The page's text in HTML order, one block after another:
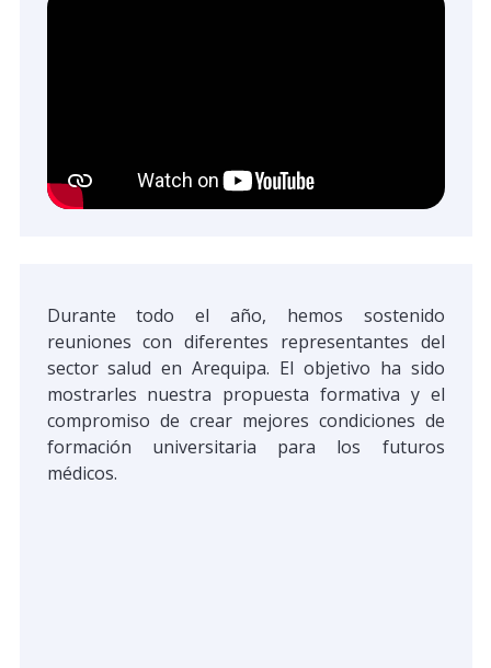
Durante todo el año, hemos sostenido
reuniones con diferentes representantes del
sector salud en Arequipa. El objetivo ha sido
mostrarles nuestra propuesta formativa y el
compromiso de crear mejores condiciones de
formación universitaria para los futuros
médicos.